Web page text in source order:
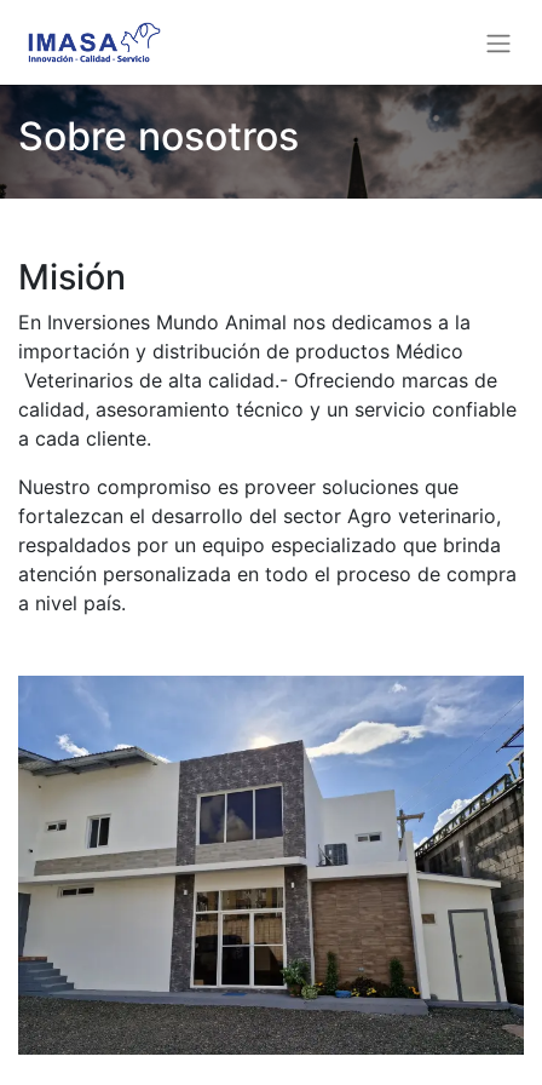
Sobre nosotros
Misión
En Inversiones Mundo Animal nos dedicamos a la
importación y distribución de productos Médico
Veterinarios de alta calidad.- Ofreciendo marcas de
calidad, asesoramiento técnico y un servicio confiable
a cada cliente.
Nuestro compromiso es proveer soluciones que
fortalezcan el desarrollo del sector Agro veterinario,
respaldados por un equipo especializado que brinda
atención personalizada en todo el proceso de compra
a nivel país.